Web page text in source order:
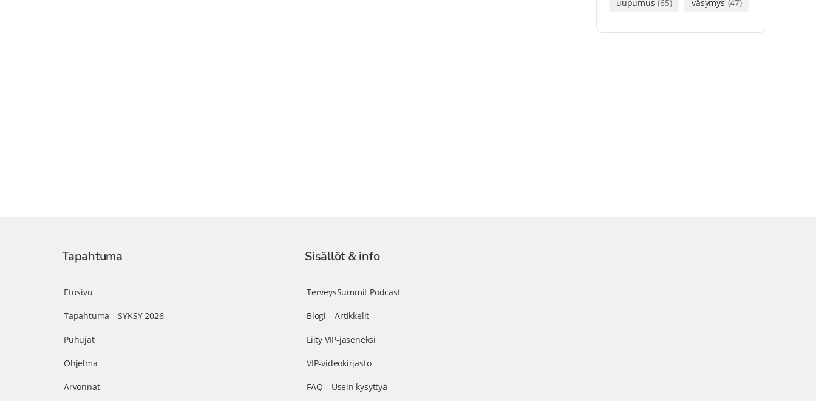
uupumus (65) väsymys (47)
Tapahtuma
Etusivu
Tapahtuma – SYKSY 2026
Puhujat
Ohjelma
Arvonnat
Sisällöt & info
TerveysSummit Podcast
Blogi – Artikkelit
Liity VIP-jäseneksi
VIP-videokirjasto
FAQ – Usein kysyttyä